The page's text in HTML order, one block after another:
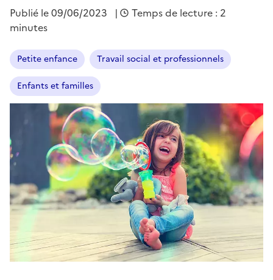
Publié le09/06/2023 |
Temps de lecture : 2
minutes
Petite enfance Travail social et professionnels
Enfants et familles